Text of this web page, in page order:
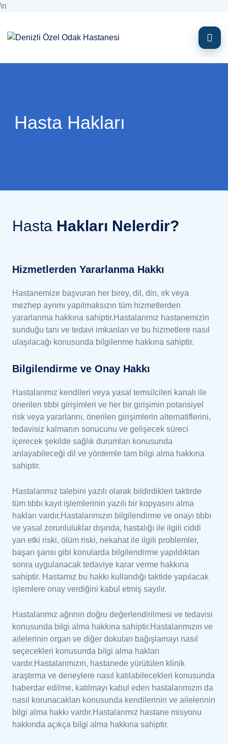
\n
Hasta Hakları
Hasta Hakları Nelerdir?
Hizmetlerden Yararlanma Hakkı
Hastanemize başvuran her birey, dil, din, ırk veya
mezhep ayrımı yapılmaksızın tüm hizmetlerden
yararlanma hakkına sahiptir.Hastalarımız hastanemizin
sunduğu tanı ve tedavi imkanları ve bu hizmetlere nasıl
ulaşılacağı konusunda bilgilenme hakkına sahiptir.
Bilgilendirme ve Onay Hakkı
Hastalarımız kendileri veya yasal temsilcileri kanalı ile
önerilen tıbbi girişimleri ve her bir girişimin potansiyel
risk veya yararlarını, önerilen girişimlerin alternatiflerini,
tedavisiz kalmanın sonucunu ve gelişecek süreci
içerecek şekilde sağlık durumları konusunda
anlayabileceği dil ve yöntemle tam bilgi alma hakkına
sahiptir.
Hastalarımız talebini yazılı olarak bildirdikleri taktirde
tüm tıbbı kayıt işlemlerinin yazılı bir kopyasını alma
hakları vardır.Hastalarımızın bilgilendirme ve onayı tıbbı
ve yasal zorunluluklar dışında, hastalığı ile ilgili ciddi
yan etki riski, ölüm riski, nekahat ile ilgili problemler,
başarı şansı gibi konularda bilgilendirme yapıldıktan
sonra uygulanacak tedaviye karar verme hakkına
sahiptir. Hastamız bu hakkı kullandığı taktide yapılacak
işlemlere onay verdiğini kabul etmiş sayılır.
Hastalarımız ağrının doğru değerlendirilmesi ve tedavisi
konusunda bilgi alma hakkına sahiptir.Hastalarımızın ve
ailelerinin organ ve diğer dokuları bağışlamayı nasıl
seçecekleri konusunda bilgi alma hakları
vardır.Hastalarımızın, hastanede yürütülen klinik
araştırma ve deneylere nasıl katılabilecekleri konusunda
haberdar edilme, katılmayı kabul eden hastalarımızın da
nasıl korunacakları konusunda kendilerinin ve ailelerinin
bilgi alma hakkı vardır.Hastalarımız hastane misyonu
hakkında açıkça bilgi alma hakkına sahiptir.